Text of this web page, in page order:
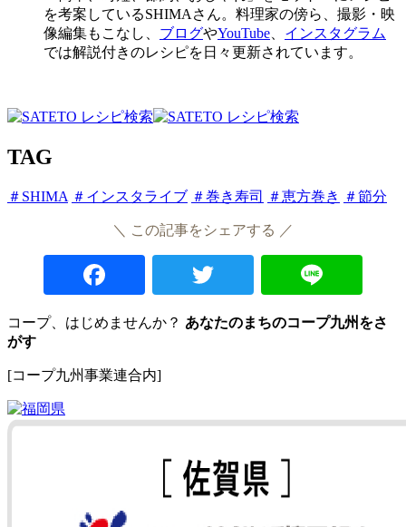
を考案しているSHIMAさん。料理家の傍ら、撮影・映
像編集もこなし、 ブログやYouTube
インスタグラム
では解説付きのレシピを日々更新されています。
TAG
＃SHIMA ＃インスタライブ ＃巻き寿司 ＃恵方巻き ＃節分
＼ この記事をシェアする ／
Facebook Twitter
コープ、はじめませんか？ あなたのまちのコープ九州をさ
がす
[コープ九州事業連合内]